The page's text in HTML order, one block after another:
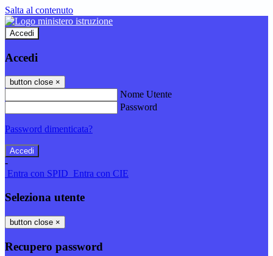
Salta al contenuto
Accedi
Accedi
button close ×
Nome Utente
Password
Password dimenticata?
-
Entra con SPID Entra con CIE
Seleziona utente
button close ×
Recupero password